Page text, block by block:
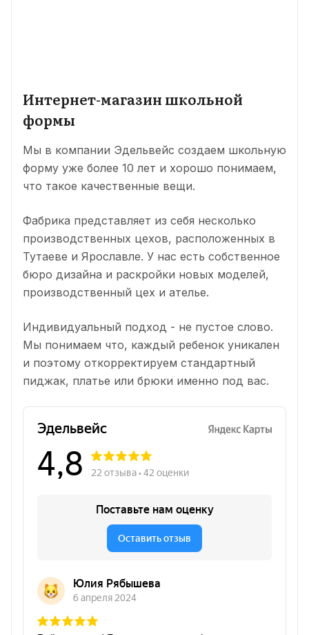
Интернет-магазин школьной
формы
Мы в компании Эдельвейс создаем школьную
форму уже более 10 лет и хорошо понимаем,
что такое качественные вещи.
Фабрика представляет из себя несколько
производственных цехов, расположенных в
Тутаеве и Ярославле. У нас есть собственное
бюро дизайна и раскройки новых моделей,
производственный цех и ателье.
Индивидуальный подход - не пустое слово.
Мы понимаем что, каждый ребенок уникален
и поэтому откорректируем стандартный
пиджак, платье или брюки именно под вас.